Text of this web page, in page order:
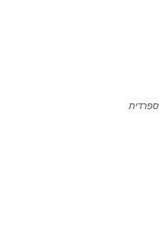
ספרדית